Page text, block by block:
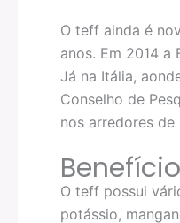
O teff ainda é
anos. Em 2014
Já na Itália,
Conselho de
nos arredores de
O teff possui
potássio,